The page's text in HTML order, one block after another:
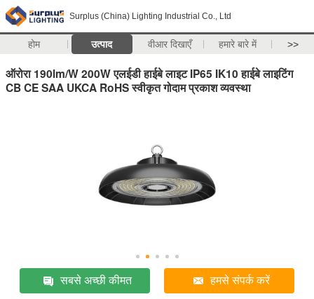
Surplus (China) Lighting Industrial Co., Ltd
होम उत्पाद वीआर दिखाएँ हमारे बारे में >>
ऑरोरा 190lm/W 200W एलईडी हाईबे लाइट IP65 IK10 हाईबे लाइटिंग
CB CE SAA UKCA RoHS स्वीकृत गोदाम प्रकाश व्यवस्था
सबसे अच्छी कीमत हमसे संपर्क करें